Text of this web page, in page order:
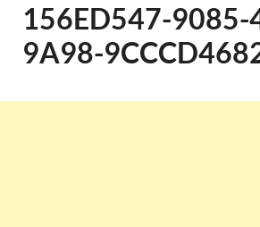
156ED547-9085-
9A98-